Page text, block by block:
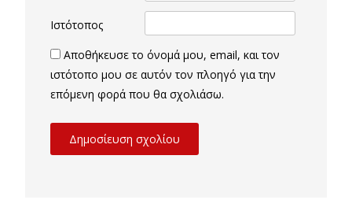
Ιστότοπος
Αποθήκευσε το όνομά μου, email, και τον
ιστότοπο μου σε αυτόν τον πλοηγό για την
επόμενη φορά που θα σχολιάσω.